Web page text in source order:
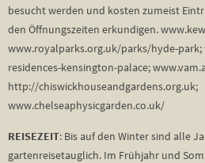
besucht werden und kosten zumeist
den Öffnungszeiten erkundigen.
www.royalparks.org.uk/parks/hyde-
residences-kensington-palace;
http://chiswickhouseandgardens.org.uk;
www.chelseaphysicgarden.co.uk/
REISEZEIT: Bis auf den Winter sind alle
gartenreisetauglich. Im Frühjahr und